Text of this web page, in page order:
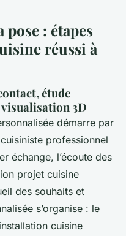
: étapes
réussi à
étude
3D
démarre par
professionnel
échange, l’écoute des
projet cuisine
des souhaits et
s’organise : le
cuisine